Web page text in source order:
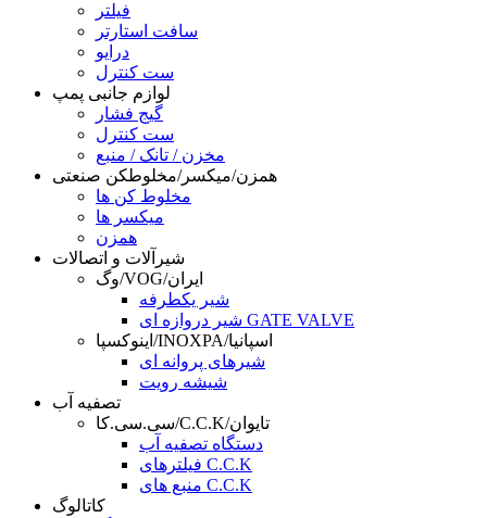
فیلتر
سافت استارتر
درایو
ست کنترل
لوازم جانبی پمپ
گیج فشار
ست کنترل
مخزن / تانک / منبع
همزن/میکسر/مخلوطکن صنعتی
مخلوط کن ها
میکسر ها
همزن
شیرآلات و اتصالات
وگ/VOG/ایران
شیر یکطرفه
شیر دروازه ای GATE VALVE
اینوکسپا/INOXPA/اسپانیا
شیرهای پروانه ای
شیشه رویت
تصفیه آب
سی.سی.کا/C.C.K/تایوان
دستگاه تصفیه آب
فیلترهای C.C.K
منبع های C.C.K
کاتالوگ